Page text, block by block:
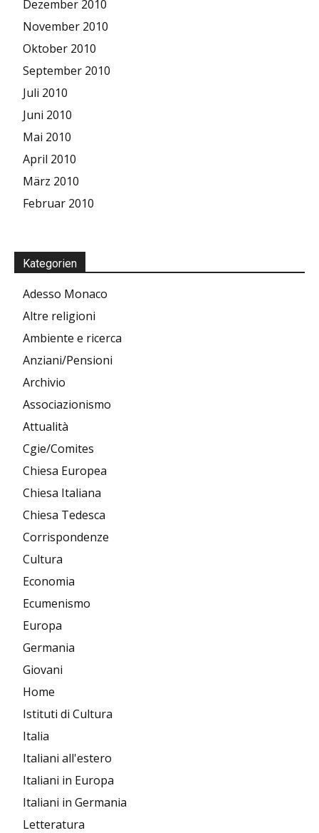
Dezember 2010
November 2010
Oktober 2010
September 2010
Juli 2010
Juni 2010
Mai 2010
April 2010
März 2010
Februar 2010
Kategorien
Adesso Monaco
Altre religioni
Ambiente e ricerca
Anziani/Pensioni
Archivio
Associazionismo
Attualità
Cgie/Comites
Chiesa Europea
Chiesa Italiana
Chiesa Tedesca
Corrispondenze
Cultura
Economia
Ecumenismo
Europa
Germania
Giovani
Home
Istituti di Cultura
Italia
Italiani all'estero
Italiani in Europa
Italiani in Germania
Letteratura